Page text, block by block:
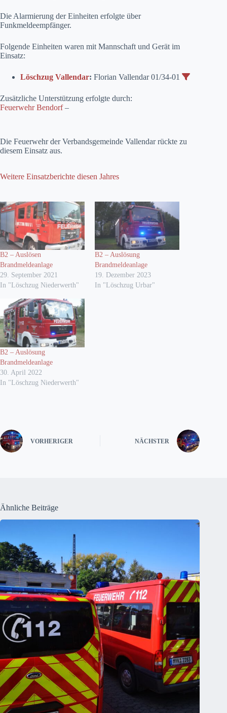
Die Alarmierung der Einheiten erfolgte über
Funkmeldeempfänger.
Folgende Einheiten waren mit Mannschaft und Gerät im
Einsatz:
Löschzug Vallendar: Florian Vallendar 01/34-01
Zusätzliche Unterstützung erfolgte durch:
Feuerwehr Bendorf–
Die Feuerwehr der Verbandsgemeinde Vallendar rückte zu
diesem Einsatz aus.
Weitere Einsatzberichte diesen Jahres
B2 – Auslösen
Brandmeldeanlage
29. September 2021
In "Löschzug Niederwerth"
B2 – Auslösung
Brandmeldeanlage
19. Dezember 2023
In "Löschzug Urbar"
B2 – Auslösung
Brandmeldeanlage
30. April 2022
In "Löschzug Niederwerth"
VORHERIGER NÄCHSTER
Ähnliche Beiträge